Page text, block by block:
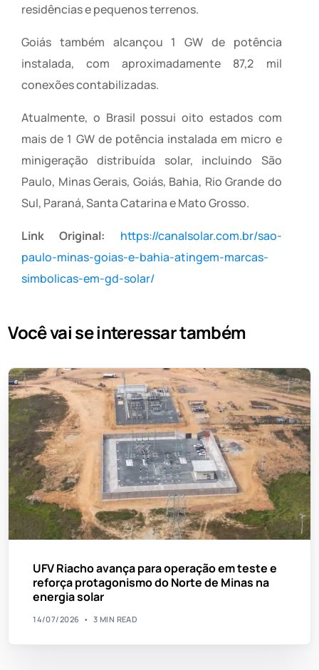
residências e pequenos terrenos.
Goiás também alcançou 1 GW de potência
instalada, com aproximadamente 87,2 mil
conexões contabilizadas.
Atualmente, o Brasil possui oito estados com
mais de 1 GW de potência instalada em micro e
minigeração distribuída solar, incluindo São
Paulo, Minas Gerais, Goiás, Bahia, Rio Grande do
Sul, Paraná, Santa Catarina e Mato Grosso.
Link Original:
https://canalsolar.com.br/sao-
paulo-minas-goias-e-bahia-atingem-marcas-
simbolicas-em-gd-solar/
Você vai se interessar também
UFV Riacho avança para operação em teste e
reforça protagonismo do Norte de Minas na
energia solar
14/07/2026 3 MIN READ